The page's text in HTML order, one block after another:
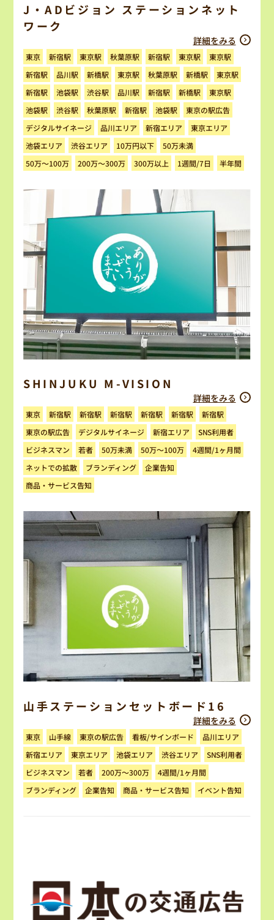
J・ADビジョン ステーションネット
ワーク
詳細をみる
東京 新宿駅 東京駅 秋葉原駅 新宿駅 東京駅
東京駅
新宿駅
品川駅 新橋駅 東京駅 秋葉原駅 新橋駅
東京駅
新宿駅
池袋駅 渋谷駅 品川駅 新宿駅 新橋駅
東京駅
池袋駅
渋谷駅 秋葉原駅 新宿駅 池袋駅 東京の駅広告
デジタルサイネージ 品川エリア 新宿エリア
東京エリア
池袋エリア
渋谷エリア 10万円以下 50万未満
50万～100万 200万～300万 300万以上 1週間/7日 半年間
SHINJUKU M-VISION
詳細をみる
東京 新宿駅 新宿駅 新宿駅 新宿駅 新宿駅 新宿駅
東京の駅広告 デジタルサイネージ 新宿エリア SNS利用者
ビジネスマン 若者 50万未満 50万～100万 4週間/1ヶ月間
ネットでの拡散 ブランディング 企業告知
商品・サービス告知
山手ステーションセットボード16
詳細をみる
東京 山手線 東京の駅広告 看板/サインボード
品川エリア
新宿エリア
東京エリア 池袋エリア 渋谷エリア SNS利用者
ビジネスマン 若者 200万～300万 4週間/1ヶ月間
ブランディング 企業告知 商品・サービス告知 イベント告知